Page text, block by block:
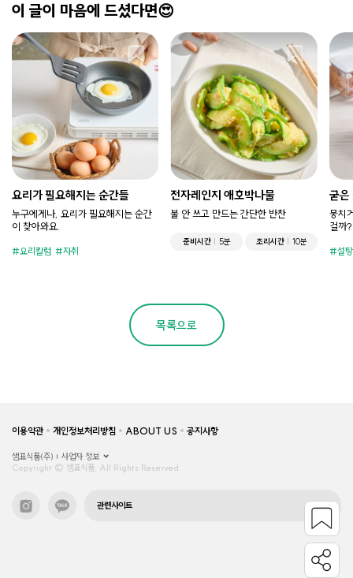
이 글이 마음에 드셨다면😍
요리가 필요해지는 순간들
누구에게나, 요리가 필요해지는 순간
이 찾아와요.
요리칼럼 자취
전자레인지 애호박나물
불 안 쓰고 만드는 간단한 반찬
준비시간 5분 조리시간 10분
굳은
뭉치
걸까?
설탕
목록으로
이용약관 개인정보처리방침 ABOUT US 공지사항
샘표식품(주)
사업자 정보
Copyright © 샘표식품, All Rights Reserved.
관련사이트